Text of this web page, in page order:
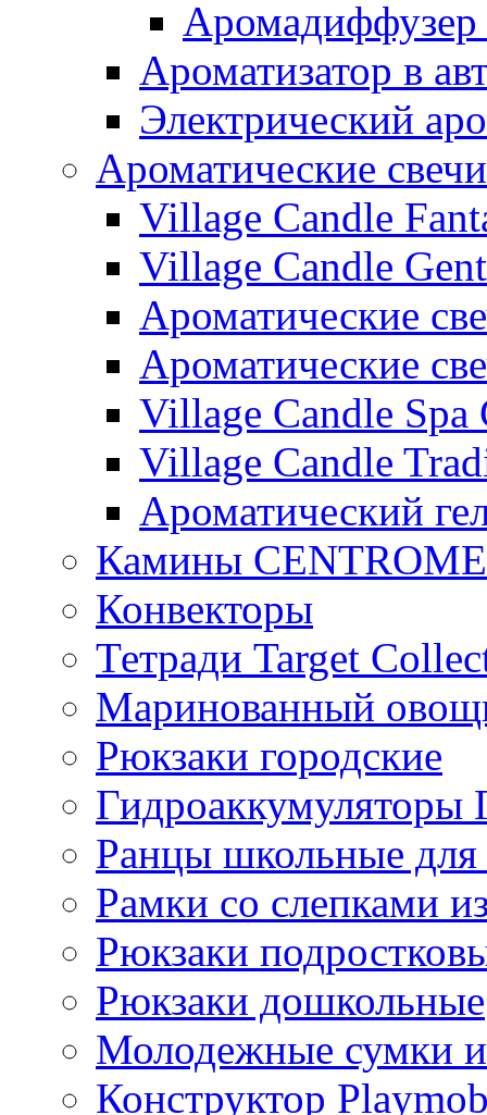
Ароматизатор в
Электрический
Ароматические
Village Candle
Village Candle
Ароматические
Ароматические
Village Candle Spa
Village Candle
Ароматический
Камины
Конвекторы
Тетради Target
Маринованный
Рюкзаки городские
Ранцы школьные
Рамки со слепками
Рюкзаки
Рюкзаки дошкольные
Молодежные сумки
Конструктор